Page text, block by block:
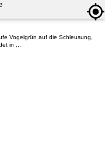
Vogelgrün auf die Schleusung,
in ...